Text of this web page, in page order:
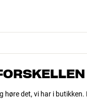
høre det, vi har i butikken.